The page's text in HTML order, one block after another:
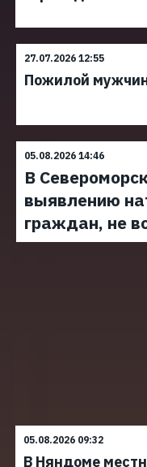
27.07.2026 12:55
Пожилой
05.08.2026 14:46
В
выявлению
граждан, не
05.08.2026 09:32
В Няндоме